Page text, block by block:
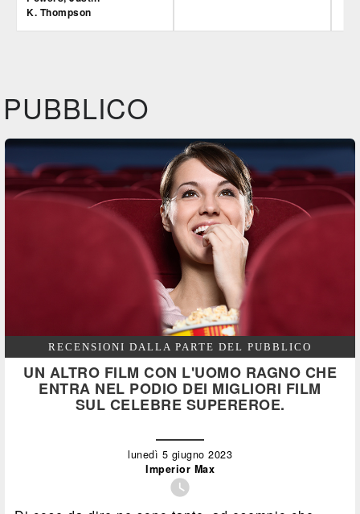
K. Thompson
PUBBLICO
RECENSIONI DALLA PARTE DEL PUBBLICO
UN ALTRO FILM CON L'UOMO RAGNO CHE
ENTRA NEL PODIO DEI MIGLIORI FILM
SUL CELEBRE SUPEREROE.
lunedì 5 giugno 2023
Imperior Max
